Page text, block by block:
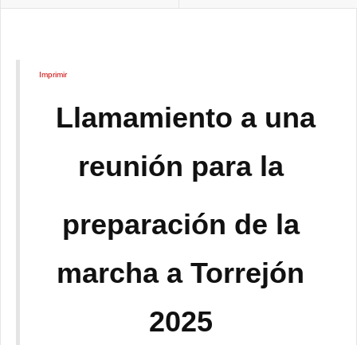
Imprimir
Llamamiento a una
reunión para la
preparación de la
marcha a Torrejón
2025